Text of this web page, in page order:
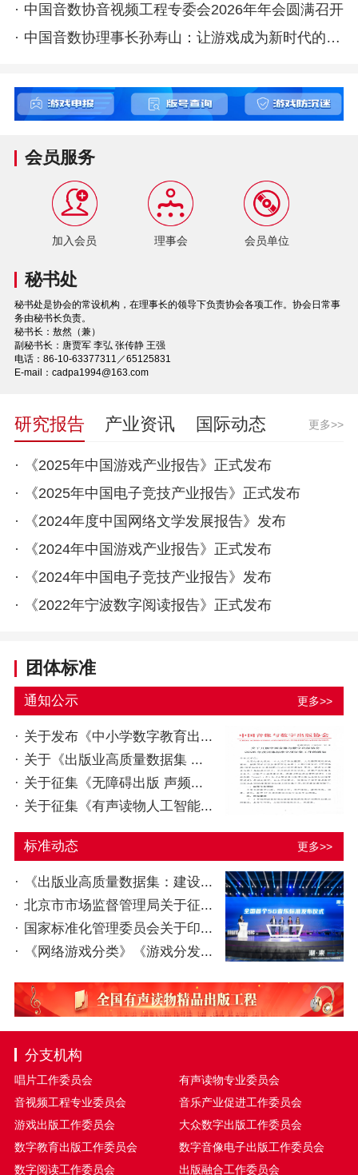
· 中国音数协音视频工程专委会2026年年会圆满召开
· 中国音数协理事长孙寿山：让游戏成为新时代的礼乐诗书——承载文明 赋能创新
会员服务
加入会员 理事会 会员单位
秘书处
秘书处是协会的常设机构，在理事长的领导下负责协会各项工作。协会日常事
务由秘书长负责。
秘书长：敖然（兼）
副秘书长：唐贾军 李弘 张传静 王强
电话：86-10-63377311／65125831
E-mail：cadpa1994@163.com
研究报告 更多>>
产业资讯 国际动态
·
《2025年中国游戏产业报告》正式发布
·
《2025年中国电子竞技产业报告》正式发布
·
《2024年度中国网络文学发展报告》发布
·
《2024年中国游戏产业报告》正式发布
·
《2024年中国电子竞技产业报告》发布
·
《2022年宁波数字阅读报告》正式发布
团体标准
通知公示 更多>>
· 关于发布《中小学数字教育出...
· 关于《出版业高质量数据集 ...
· 关于征集《无障碍出版 声频...
· 关于征集《有声读物人工智能...
标准动态 更多>>
·
《出版业高质量数据集：建设...
· 北京市市场监督管理局关于征...
· 国家标准化管理委员会关于印...
·
《网络游戏分类》《游戏分发...
分支机构
唱片工作委员会
有声读物专业委员会
音视频工程专业委员会
音乐产业促进工作委员会
游戏出版工作委员会
大众数字出版工作委员会
数字教育出版工作委员会
数字音像电子出版工作委员会
数字阅读工作委员会
出版融合工作委员会